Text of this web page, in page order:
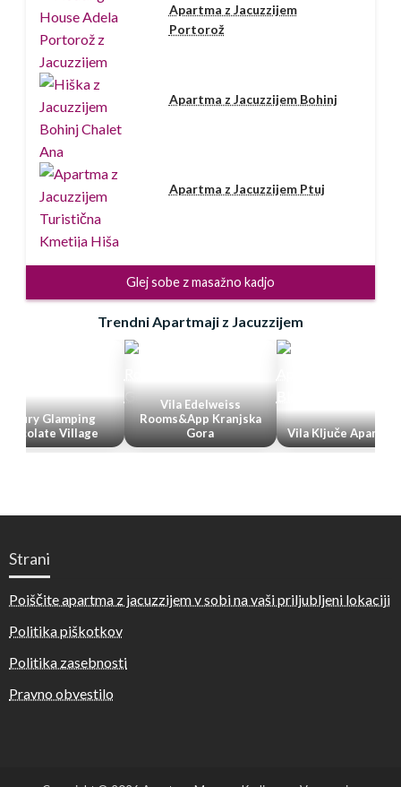
Apartma z Jacuzzijem
Portorož
Apartma z Jacuzzijem Bohinj
Apartma z Jacuzzijem Ptuj
Glej sobe z masažno kadjo
Trendni Apartmaji z Jacuzzijem
Village
Vila Edelweiss
Rooms&App Kranjska
Vila Ključe Apartments
Strani
Poiščite apartma z jacuzzijem v sobi na vaši priljubljeni lokaciji
Politika piškotkov
Politika zasebnosti
Pravno obvestilo